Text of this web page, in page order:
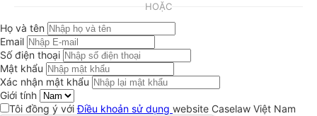
HOẶC
Họ và tên
Email
Số điện thoại
Mật khẩu
Xác nhận mật khẩu
Giới tính
Tôi đồng ý vớiĐiều khoản sử dụng website Caselaw Việt Nam